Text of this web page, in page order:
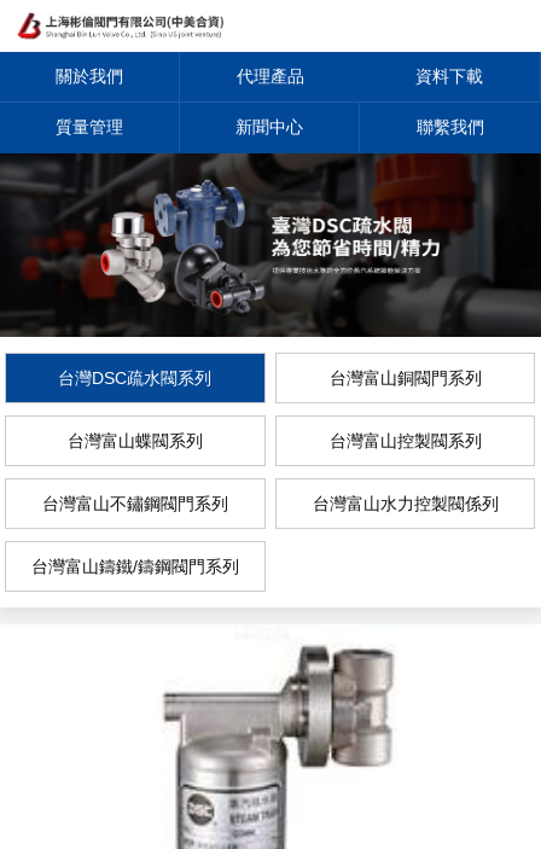
關於我們 代理產品 資料下載
質量管理 新聞中心 聯繫我們
台灣DSC疏水閥系列 台灣富山銅閥門系列
台灣富山蝶閥系列 台灣富山控製閥系列
台灣富山不鏽鋼閥門系列 台灣富山水力控製閥係列
台灣富山鑄鐵/鑄鋼閥門系列